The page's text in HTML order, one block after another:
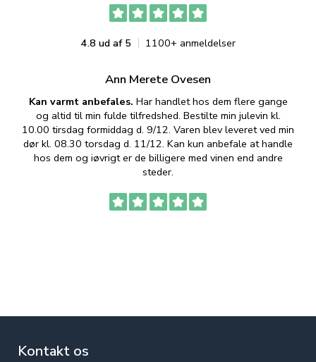
4.8 ud af 5 1100+ anmeldelser
Ann Merete Ovesen
Kan varmt anbefales. Har handlet hos dem flere gange
og altid til min fulde tilfredshed. Bestilte min julevin kl.
10.00 tirsdag formiddag d. 9/12. Varen blev leveret ved min
dør kl. 08.30 torsdag d. 11/12. Kan kun anbefale at handle
hos dem og iøvrigt er de billigere med vinen end andre
steder.
Kontakt os